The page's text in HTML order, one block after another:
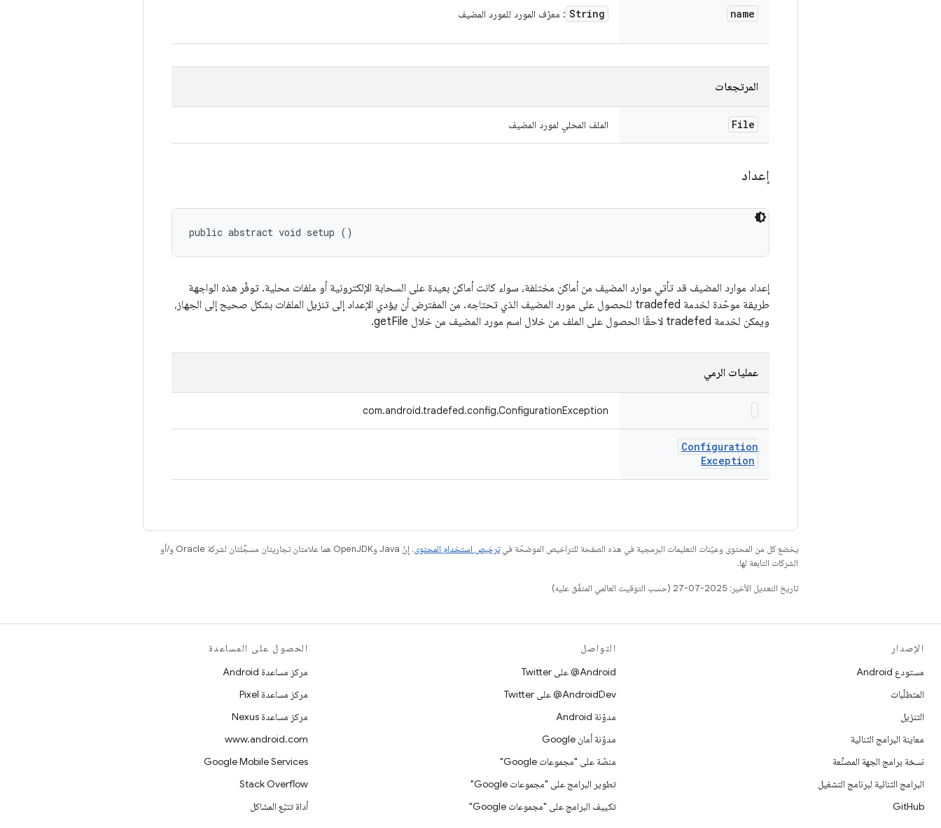
name
String : معرّف المورد للمورد المضيف
المرتجعات
File الملف المحلي لمورد المضيف
إعداد
public abstract void setup ()
إعداد موارد المضيف قد تأتي موارد المضيف من أماكن مختلفة، سواء كانت أماكن بعيدة على السحابة الإلكترونية أو ملفات محلية. توفّر هذه الواجهة
طريقة موحّدة لخدمة tradefed للحصول على مورد المضيف الذي تحتاجه. من المفترض أن يؤدي الإعداد إلى تنزيل الملفات بشكل صحيح إلى الجهاز،
ويمكن لخدمة tradefed لاحقًا الحصول على الملف من خلال اسم مورد المضيف من خلال getFile.
عمليات الرمي
com.android.tradefed.config.ConfigurationException
Configuration
Exception
يخضع كل من المحتوى وعيّنات التعليمات البرمجية في هذه الصفحة للتراخيص الموضحّة فيترخيص استخدام المحتوى
. إنّ Java وOpenJDK هما علامتان تجاريتان مسجَّلتان لشركة Oracle و/أو
الشركات التابعة لها.
تاريخ التعديل الأخير: 2025-07-27 (حسب التوقيت العالمي المتفَّق عليه)
الإصدار
مستودع Android
المتطلّبات
التنزيل
معاينة البرامج الثنائية
نسخة برامج الجهة المصنِّعة
البرامج الثنائية لبرنامج التشغيل
GitHub
التواصل
‎@Android على Twitter
‎@AndroidDev على Twitter
مدوّنة Android
مدوّنة أمان Google
منصّة على "مجموعات Google"
تطوير البرامج على "مجموعات Google"
تكييف البرامج على "مجموعات Google"
الحصول على المساعدة
مركز مساعدة Android
مركز مساعدة Pixel
مركز مساعدة Nexus
www.android.com
Google Mobile Services
Stack Overflow
أداة تتبّع المشاكل